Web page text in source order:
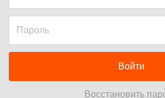
Войти
Восстановить